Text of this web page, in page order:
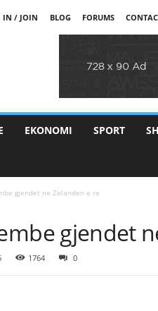
IN / JOIN BLOG FORUMS
EKONOMI SPORT
gjendet ne Zelanden e re
gjendet
1764 0